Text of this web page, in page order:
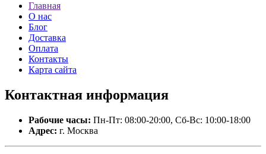
Главная
О нас
Блог
Доставка
Оплата
Контакты
Карта сайта
Контактная информация
Рабочие часы: Пн-Пт: 08:00-20:00, Сб-Вс: 10:00-18:00
Адрес: г. Москва